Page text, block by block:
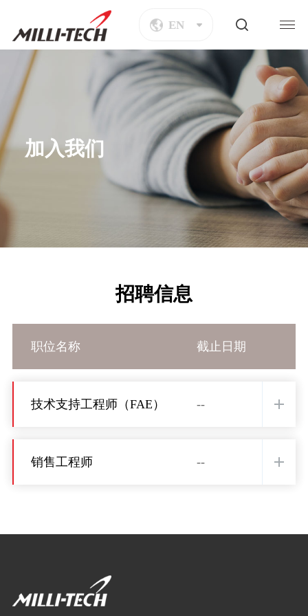
EN
加入我们
招聘信息
职位名称 截止日期
技术支持工程师（FAE） --
销售工程师 --